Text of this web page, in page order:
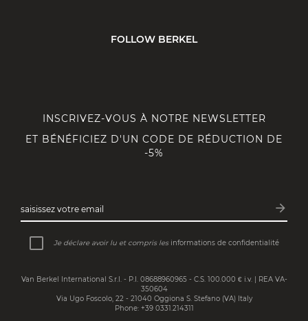
FOLLOW BERKEL
INSCRIVEZ-VOUS À NOTRE NEWSLETTER
ET BÉNÉFICIEZ D'UN CODE DE RÉDUCTION DE
-5%
saisissez votre email arrow_forward
Je déclare avoir lu et compris les informations de confidentialité
Van Berkel International S.r.l. - P.I. 08688960965 - C.S. 100.000 € i.v. | REA VA-
350604
Via Ugo Foscolo, 22 - 21040 Oggiona S. Stefano (VA) Italy
Phone: +39 0331.214311